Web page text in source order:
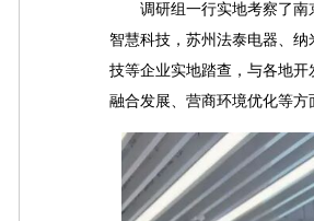
调研组一行实地考察了南京
智慧科技，苏州法泰电器、
技等企业实地踏查，与各地
融合发展、营商环境优化等方